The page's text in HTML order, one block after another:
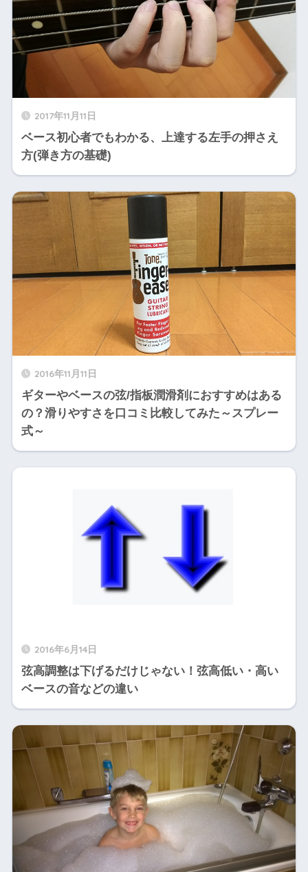
2017年11月11日
ベース初心者でもわかる、上達する左手の押さえ
方(弾き方の基礎)
2016年11月11日
ギターやベースの弦/指板潤滑剤におすすめはある
の？滑りやすさを口コミ比較してみた～スプレー
式～
2016年6月14日
弦高調整は下げるだけじゃない！弦高低い・高い
ベースの音などの違い